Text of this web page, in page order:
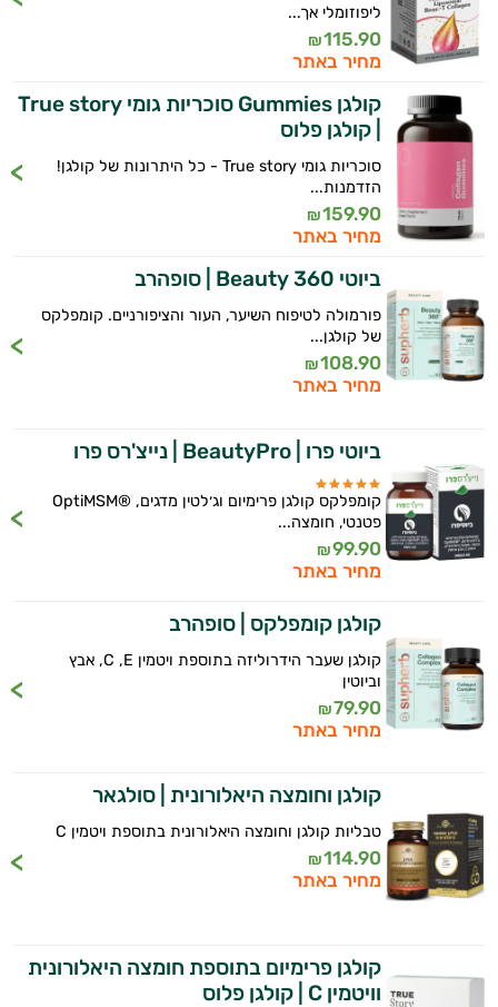
ליפוזומלי אך...
115.90
₪
מחיר באתר
קולגן Gummies סוכריות גומי True story
| קולגן פלוס
סוכריות גומי True story - כל היתרונות של קולגן!
הזדמנות...
159.90
₪
מחיר באתר
ביוטי Beauty 360 | סופהרב
פורמולה לטיפוח השיער, העור והציפורניים. קומפלקס
של קולגן...
108.90
₪
מחיר באתר
ביוטי פרו | BeautyPro | נייצ'רס פרו
קומפלקס קולגן פרימיום וג׳לטין מדגים, ®OptiMSM
פטנטי, חומצה...
99.90
₪
מחיר באתר
קולגן קומפלקס | סופהרב
קולגן שעבר הידרוליזה בתוספת ויטמין C ,E, אבץ
וביוטין
79.90
₪
מחיר באתר
קולגן וחומצה היאלורונית | סולגאר
טבליות קולגן וחומצה היאלורונית בתוספת ויטמין C
114.90
₪
מחיר באתר
קולגן פרימיום בתוספת חומצה היאלורונית
וויטמין C | קולגן פלוס
התשובות שלי מבוססות על מאגרי מידע קליניים
וספרות מקצועית בתחומי הרפואה הטבעית
ותזונת הספורט.
אני כאן כדי לעזור לך להתאים את תוספי
התזונה ומוצרי הבריאות המדויקים למטרות
ולמצב הגופני שלך, ולהסביר לך אילו רכיבים
עובדים יחד כדי למקסם תוצאות גם בחיי היום
יום וגם בתחום הכושר והספורט.
אישיות מבוססות מדעית.
זה הזמן להתחיל. איך אוכל לעזור?